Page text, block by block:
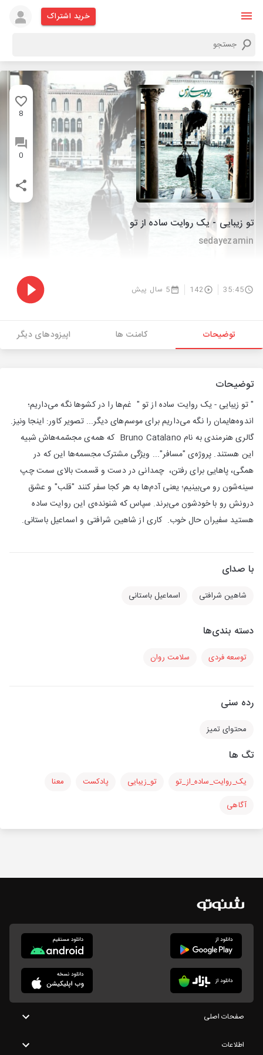
خرید اشتراک
8
0
تو زیبایی - یک روایت ساده از تو
sedayezamin
35:45
142 5 سال پیش
توضیحات کامنت ها اپیزودهای دیگر
توضیحات
" تو زیبایی - یک روایت ساده از تو " غم‌ها را در کشوها نگه می‌داریم؛
اندوه‌هایمان را نگه می‌داریم برای موسم‌های دیگر... تصویر کاور: اینجا ونیز.
گالری هنرمندی به نام Bruno Catalano که همه‌ی مجسّمه‌هاش شبیه
این هستند. پروژه‌ی "مسافر"... ویژگی مشترک مجسمه‌ها این که در
همگی، پاهایی برای رفتن، چمدانی در دست و قسمت بالای سمت چپ
سینه‌شون رو می‌بینیم؛ یعنی آدم‌ها به هر کجا سفر کنند "قلب" و عشق
درونش رو با خودشون می‌برند. سپاس که شنونده‌ی این روایت ساده
هستید سفیران حال خوب. کاری از شاهین شرافتی و اسماعیل باستانی.
با صدای
شاهین شرافتی اسماعیل باستانی
دسته بندی‌ها
توسعه فردی سلامت روان
رده سنی
محتوای تمیز
تگ ها
یک_روایت_ساده_از_تو تو_زیبایی پادکست
معنا
آگاهی
صفحات اصلی
اطلاعات